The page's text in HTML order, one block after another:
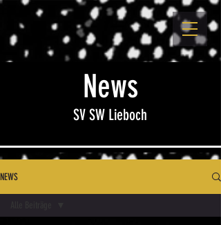
News
SV SW Lieboch
NEWS